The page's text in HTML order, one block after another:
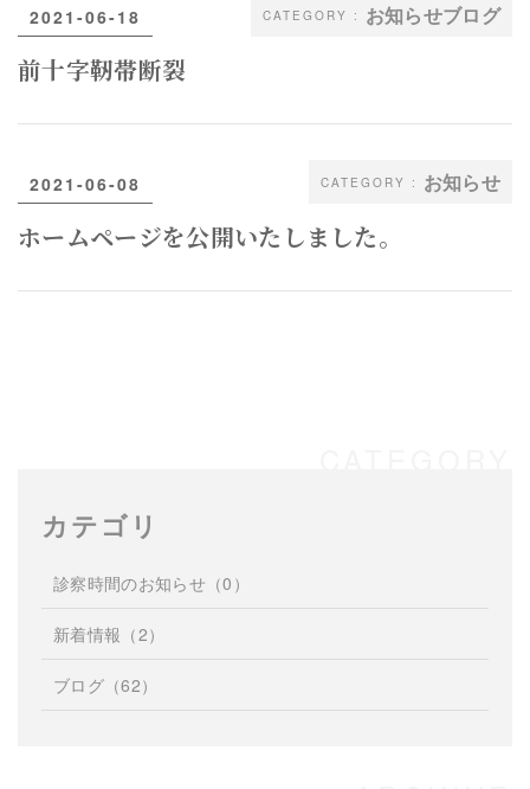
お知らせブログ
2021-06-18
前十字靭帯断裂
お知らせ
2021-06-08
ホームページを公開いたしました。
カテゴリ
診察時間のお知らせ （0）
新着情報 （2）
ブログ（62）